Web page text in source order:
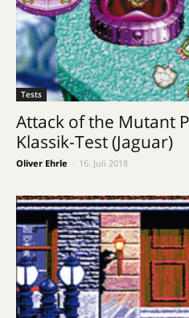
Tests
Attack of the Mutant
Klassik-Test (Jaguar)
Oliver Ehrle 16. Juli 2018